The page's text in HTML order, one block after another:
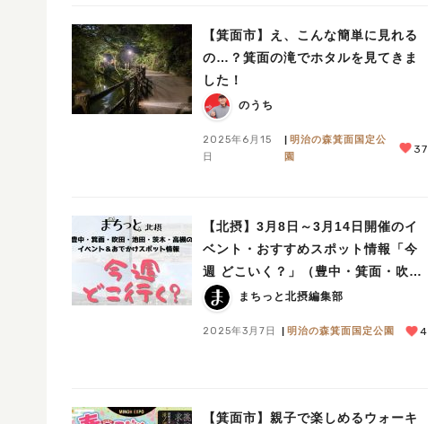
【箕面市】え、こんな簡単に見れる
の…？箕面の滝でホタルを見てきま
した！
のうち
2025年6月15
日
明治の森箕面国定公
園
37
【北摂】3月8日～3月14日開催のイ
ベント・おすすめスポット情報「今
週 どこいく？」（豊中・箕面・吹
田・池田・茨木・高槻）
まちっと北摂編集部
2025年3月7日 明治の森箕面国定公園 4
【箕面市】親子で楽しめるウォーキ